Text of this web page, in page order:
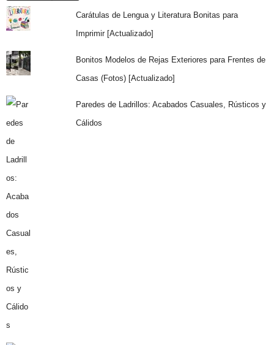
Carátulas de Lengua y Literatura Bonitas para
Imprimir [Actualizado]
Bonitos Modelos de Rejas Exteriores para Frentes de
Casas (Fotos) [Actualizado]
Paredes de Ladrillos: Acabados Casuales, Rústicos y
Cálidos